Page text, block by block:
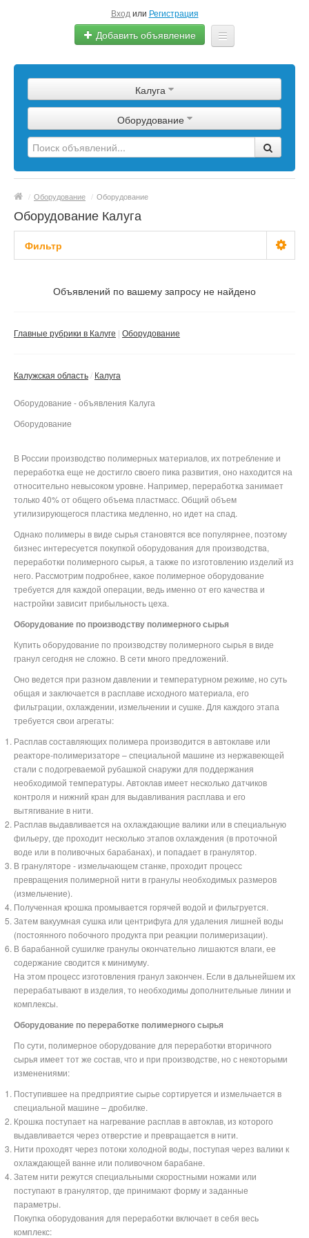
Вход или Регистрация
Добавить объявление
Сырье
Изделия
Оборудование
Еще
Калуга
Оборудование
/ Оборудование / Оборудование
Оборудование Калуга
Фильтр
Объявлений по вашему запросу не найдено
Главные рубрики в Калуге Оборудование
Калужская область Калуга
Оборудование - объявления Калуга
Оборудование
В России производство полимерных материалов, их потребление и
переработка еще не достигло своего пика развития, оно находится на
относительно невысоком уровне. Например, переработка занимает
только 40% от общего объема пластмасс. Общий объем
утилизирующегося пластика медленно, но идет на спад.
Однако полимеры в виде сырья становятся все популярнее, поэтому
бизнес интересуется покупкой оборудования для производства,
переработки полимерного сырья, а также по изготовлению изделий из
него. Рассмотрим подробнее, какое полимерное оборудование
требуется для каждой операции, ведь именно от его качества и
настройки зависит прибыльность цеха.
Оборудование по производству полимерного сырья
Купить оборудование по производству полимерного сырья в виде
гранул сегодня не сложно. В сети много предложений.
Оно ведется при разном давлении и температурном режиме, но суть
общая и заключается в расплаве исходного материала, его
фильтрации, охлаждении, измельчении и сушке. Для каждого этапа
требуется свои агрегаты:
Расплав составляющих полимера производится в автоклаве или
реакторе-полимеризаторе – специальной машине из нержавеющей
стали с подогреваемой рубашкой снаружи для поддержания
необходимой температуры. Автоклав имеет несколько датчиков
контроля и нижний кран для выдавливания расплава и его
вытягивание в нити.
Расплав выдавливается на охлаждающие валики или в специальную
фильеру, где проходит несколько этапов охлаждения (в проточной
воде или в поливочных барабанах), и попадает в гранулятор.
В грануляторе - измельчающем станке, проходит процесс
превращения полимерной нити в гранулы необходимых размеров
(измельчение).
Полученная крошка промывается горячей водой и фильтруется.
Затем вакуумная сушка или центрифуга для удаления лишней воды
(постоянного побочного продукта при реакции полимеризации).
В барабанной сушилке гранулы окончательно лишаются влаги, ее
содержание сводится к минимуму.
На этом процесс изготовления гранул закончен. Если в дальнейшем их
перерабатывают в изделия, то необходимы дополнительные линии и
комплексы.
Оборудование по переработке полимерного сырья
По сути, полимерное оборудование для переработки вторичного
сырья имеет тот же состав, что и при производстве, но с некоторыми
изменениями:
Поступившее на предприятие сырье сортируется и измельчается в
специальной машине – дробилке.
Крошка поступает на нагревание расплав в автоклав, из которого
выдавливается через отверстие и превращается в нити.
Нити проходят через потоки холодной воды, поступая через валики к
охлаждающей ванне или поливочном барабане.
Затем нити режутся специальными скоростными ножами или
поступают в гранулятор, где принимают форму и заданные
параметры.
Покупка оборудования для переработки включает в себя весь
комплекс: